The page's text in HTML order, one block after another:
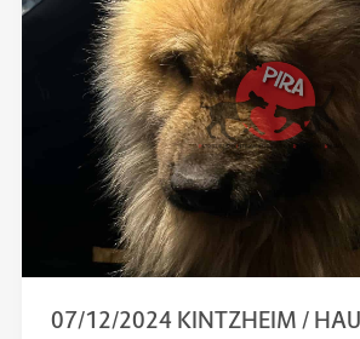
07/12/2024 KINTZHEIM /